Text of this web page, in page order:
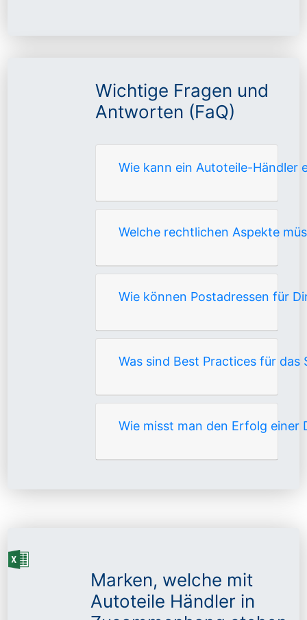
Wichtige Fragen und
Antworten (FaQ)
Wie kann ein Autoteile-Händler
Welche rechtlichen Aspekte
Wie können Postadressen für
Was sind Best Practices für
Wie misst man den Erfolg einer
Marken, welche mit
Autoteile Händler in